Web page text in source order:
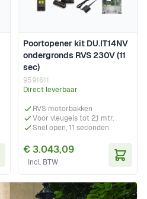
In Winkelwagen
Poortopener kit DU.IT14NV
ondergronds RVS 230V (11
sec)
9591611
Direct leverbaar
RVS motorbakken
Voor vleugels tot 2,1 mtr.
Snel open, 11 seconden
€ 3.043,09